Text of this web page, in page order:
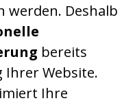
werden. Deshalb
bereits
Ihrer Website.
Ihre